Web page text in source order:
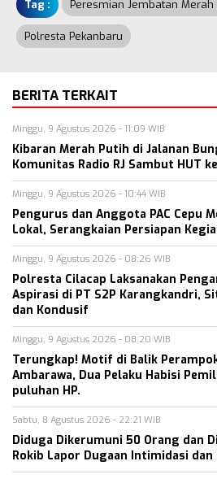
Tag : Peresmian Jembatan Merah
Polresta Pekanbaru
BERITA TERKAIT
Minggu, 9 Agustus 2026 - 11:09 WIB
Kibaran Merah Putih di Jalanan
Komunitas Radio RJ Sambut HUT
Minggu, 9 Agustus 2026 - 10:44 WIB
Pengurus dan Anggota PAC Cepu
Lokal, Serangkaian Persiapan
Minggu, 9 Agustus 2026 - 08:26 WIB
Polresta Cilacap Laksanakan
Aspirasi di PT S2P Karangkandri,
dan Kondusif
Minggu, 9 Agustus 2026 - 08:20 WIB
Terungkap! Motif di Balik
Ambarawa, Dua Pelaku Habisi
puluhan HP.
Sabtu, 8 Agustus 2026 - 22:21 WIB
Diduga Dikerumuni 50 Orang dan
Rokib Lapor Dugaan Intimidasi dan